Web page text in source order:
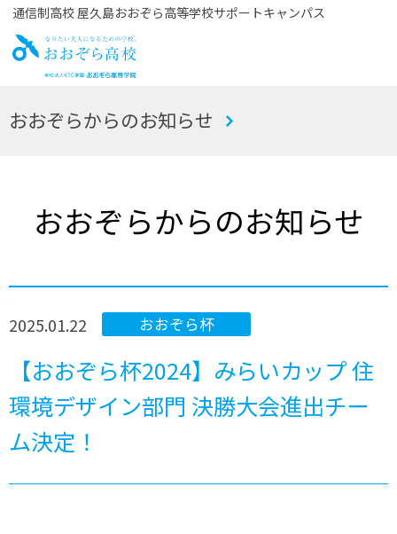
通信制高校 屋久島おおぞら高等学校サポートキャンパス
お
おおぞらからのお知らせ
おおぞらからのお知らせ
2025.01.22 おおぞら杯
【おおぞら杯2024】みらいカップ 住
環境デザイン部門 決勝大会進出チー
ム決定！